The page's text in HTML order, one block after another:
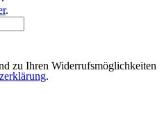
.
zu Ihren Widerrufsmöglichkeiten
.